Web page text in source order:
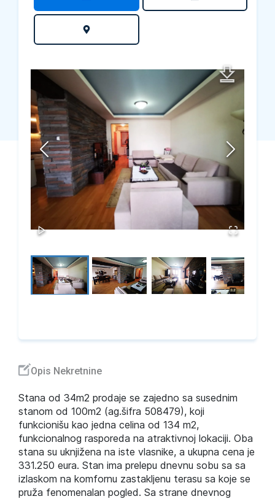
Opis Nekretnine
Stana od 34m2 prodaje se zajedno sa susednim
stanom od 100m2 (ag.šifra 508479), koji
funkcionišu kao jedna celina od 134 m2,
funkcionalnog rasporeda na atraktivnoj lokaciji. Oba
stana su uknjižena na iste vlasnike, a ukupna cena je
331.250 eura. Stan ima prelepu dnevnu sobu sa sa
izlaskom na komfornu zastakljenu terasu sa koje se
pruža fenomenalan pogled. Sa strane dnevnog